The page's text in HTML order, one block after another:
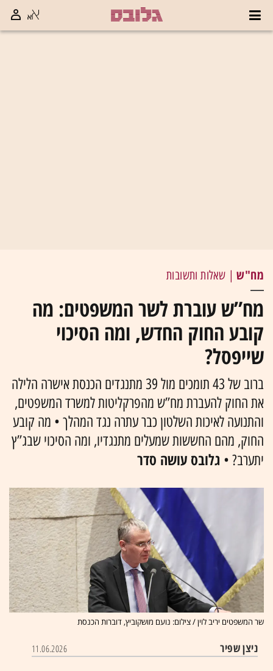
מח"ש| שאלות ותשובות
מח”ש עוברת לשר המשפטים: מה
קובע החוק החדש, ומה הסיכוי
שייפסל?
ברוב של 43 תומכים מול 39 מתנגדים הכנסת אישרה הלילה
את החוק להעברת מח”ש מהפרקליטות למשרד המשפטים,
והתנועה לאיכות השלטון כבר עתרה נגד המהלך • מה קובע
החוק, מהם החששות שמעלים מתנגדיו, ומה הסיכוי שבג”ץ
יתערב? • גלובס עושה סדר
שר המשפטים יריב לוין / צילום: נועם מושקוביץ, דוברות הכנסת
ניצן שפיר 11.06.2026